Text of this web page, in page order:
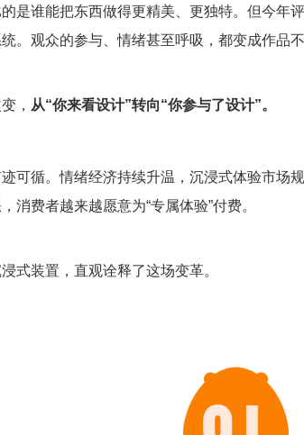
是谁能把东西做得更精美、更独特。但今年
。观众的参与、情绪甚至呼吸，都变成作品不
， 从“你来看设计”转向“你参与了设计”。
可循。情绪经济持续升温，沉浸式体验市场
消费者越来越愿意为“专属体验”付费。
式装置，直观诠释了这场变革。